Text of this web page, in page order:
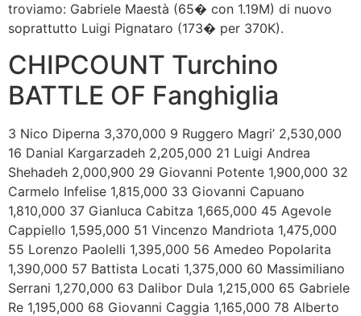
troviamo: Gabriele Maestà (65� con 1.19M) di nuovo
soprattutto Luigi Pignataro (173� per 370K).
CHIPCOUNT Turchino
BATTLE OF Fanghiglia
3 Nico Diperna 3,370,000 9 Ruggero Magri’ 2,530,000
16 Danial Kargarzadeh 2,205,000 21 Luigi Andrea
Shehadeh 2,000,900 29 Giovanni Potente 1,900,000 32
Carmelo Infelise 1,815,000 33 Giovanni Capuano
1,810,000 37 Gianluca Cabitza 1,665,000 45 Agevole
Cappiello 1,595,000 51 Vincenzo Mandriota 1,475,000
55 Lorenzo Paolelli 1,395,000 56 Amedeo Popolarita
1,390,000 57 Battista Locati 1,375,000 60 Massimiliano
Serrani 1,270,000 63 Dalibor Dula 1,215,000 65 Gabriele
Re 1,195,000 68 Giovanni Caggia 1,165,000 78 Alberto